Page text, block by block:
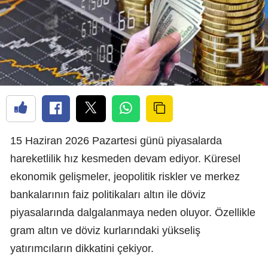
15 Haziran 2026 Pazartesi günü piyasalarda
hareketlilik hız kesmeden devam ediyor. Küresel
ekonomik gelişmeler, jeopolitik riskler ve merkez
bankalarının faiz politikaları altın ile döviz
piyasalarında dalgalanmaya neden oluyor. Özellikle
gram altın ve döviz kurlarındaki yükseliş
yatırımcıların dikkatini çekiyor.